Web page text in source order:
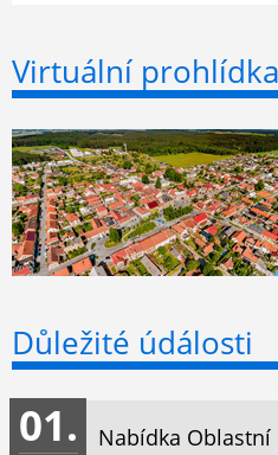
Virtuální
Důležité údálosti
Nabídka
01.